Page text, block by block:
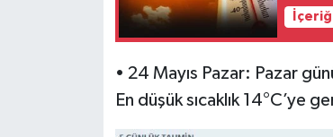
• 24 Mayıs Pazar: Pazar
En düşük sıcaklık 14°C’ye